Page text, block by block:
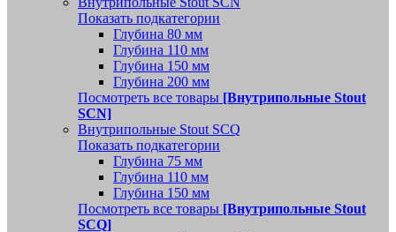
Показать подкатегории
Глубина 80 мм
Глубина 110 мм
Глубина 150 мм
Глубина 200 мм
Посмотреть все товары [Внутрипольные Stout
SCN]
Внутрипольные Stout SCQ
Показать подкатегории
Глубина 75 мм
Глубина 110 мм
Глубина 150 мм
Посмотреть все товары [Внутрипольные Stout
SCQ]